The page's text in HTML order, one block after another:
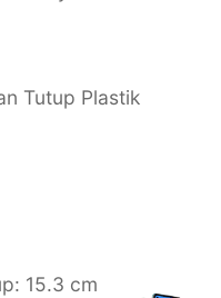
Tutup Plastik
15.3 cm